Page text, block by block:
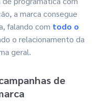
a marca consegue
falando com todo o
o relacionamento da
geral.
de